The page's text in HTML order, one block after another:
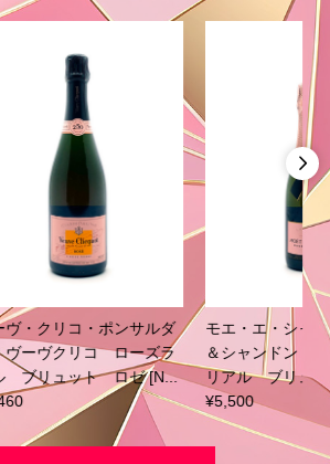
｜モエ
アンペ
37...
モエ・エ・シャンドン｜モエ
＆シャンドン ロゼ アンペ
リアル ブリュット [NV] 75...
¥9,240
